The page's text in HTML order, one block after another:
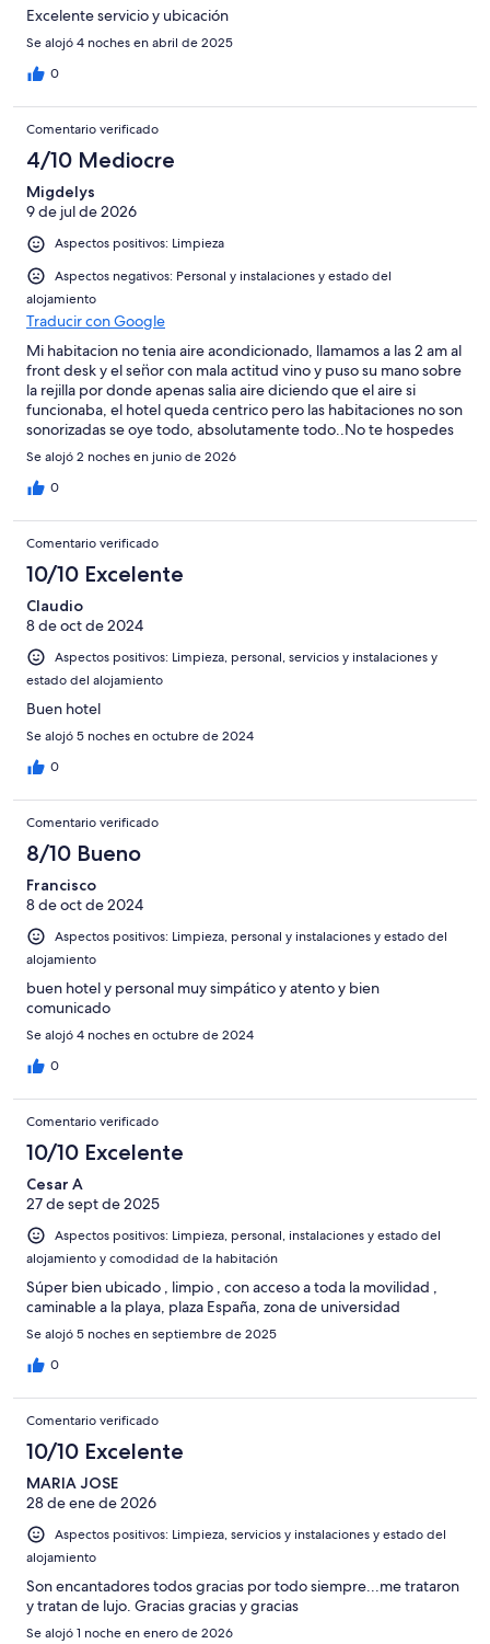
Excelente servicio y ubicación
Se alojó 4 noches en abril de 2025
0
Comentario verificado
4/10 Mediocre
Migdelys
9 de jul de 2026
Aspectos positivos: Limpieza
Aspectos negativos: Personal y instalaciones y estado del
alojamiento
Traducir con Google
Mi habitacion no tenia aire acondicionado, llamamos a las 2 am al
front desk y el sen̈or con mala actitud vino y puso su mano sobre
la rejilla por donde apenas salia aire diciendo que el aire si
funcionaba, el hotel queda centrico pero las habitaciones no son
sonorizadas se oye todo, absolutamente todo..No te hospedes
ahi si lo que quieres es descansar
Se alojó 2 noches en junio de 2026
0
Comentario verificado
10/10 Excelente
Claudio
8 de oct de 2024
Aspectos positivos: Limpieza, personal, servicios y instalaciones y
estado del alojamiento
Buen hotel
Se alojó 5 noches en octubre de 2024
0
Comentario verificado
8/10 Bueno
Francisco
8 de oct de 2024
Aspectos positivos: Limpieza, personal y instalaciones y estado del
alojamiento
buen hotel y personal muy simpático y atento y bien
comunicado
Se alojó 4 noches en octubre de 2024
0
Comentario verificado
10/10 Excelente
Cesar A
27 de sept de 2025
Aspectos positivos: Limpieza, personal, instalaciones y estado del
alojamiento y comodidad de la habitación
Súper bien ubicado , limpio , con acceso a toda la movilidad ,
caminable a la playa, plaza España, zona de universidad
Se alojó 5 noches en septiembre de 2025
0
Comentario verificado
10/10 Excelente
MARIA JOSE
28 de ene de 2026
Aspectos positivos: Limpieza, servicios y instalaciones y estado del
alojamiento
Son encantadores todos gracias por todo siempre...me trataron
y tratan de lujo. Gracias gracias y gracias
Se alojó 1 noche en enero de 2026